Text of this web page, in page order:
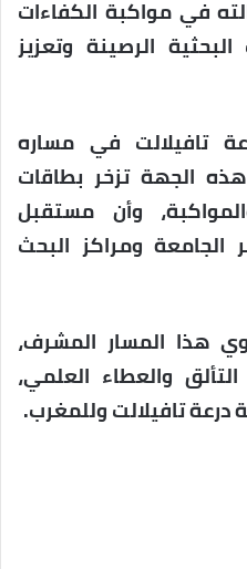
في مواكبة الكفاءات
الرصينة وتعزيز
تافيلالت في مساره
هذه الجهة تزخر بطاقات
وأن مستقبل
الجامعة ومراكز البحث
هذا المسار المشرف،
والعطاء العلمي،
تافيلالت وللمغرب.